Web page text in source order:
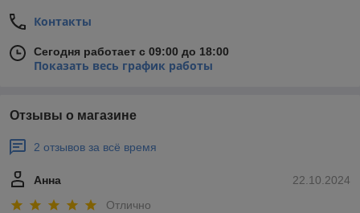
Контакты
Сегодня работает с 09:00 до 18:00
Показать весь график работы
Отзывы о магазине
2 отзывов за всё время
22.10.2024
Анна
Отлично